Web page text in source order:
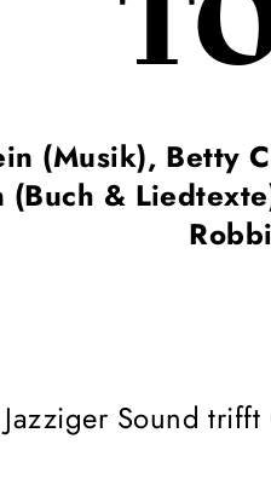
(Musik), Betty
&
Sound